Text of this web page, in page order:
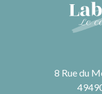
8 Rue du